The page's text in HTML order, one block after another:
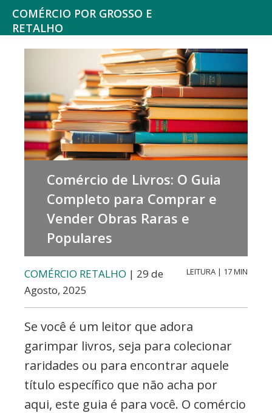
Saltar
para
Skip
main
COMÉRCIO POR GROSSO E
RETALHO
Espaço
sobre
Comércio
Comércio de Livros: O Guia
Completo para Comprar e
Vender Obras Raras e
Populares
COMÉRCIO RETALHO | 29 de
Agosto, 2025
LEITURA | 17 MIN
Se você é um leitor que adora
garimpar livros, seja para colecionar
raridades ou para encontrar aquele
título específico que não acha por
aqui, este guia é para você. O comércio